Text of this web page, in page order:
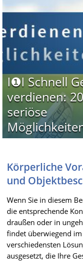
I❶I Schnell
verdienen: 20
seriöse
Körperliche
und
Wenn Sie in diesem
die entsprechende
draußen oder in
findet überwiegend
verschiedensten
ausgesetzt, die Ihre